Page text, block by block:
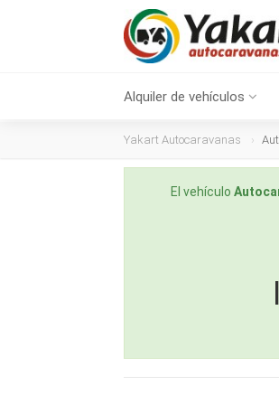
Alquiler de vehículos
Yakart Autocaravanas
El vehículo